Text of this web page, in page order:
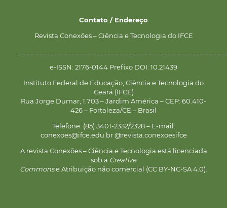
Contato / Endereço
Revista Conexões – Ciência e Tecnologia do IFCE
e-ISSN: 2176-0144 Prefixo DOI: 10.21439
Instituto Federal de Educação, Ciência e Tecnologia do
Ceará (IFCE)
Rua Jorge Dumar, 1.703 – Jardim América – CEP: 60.410-
426 – Fortaleza/CE – Brasil
Telefone: (85) 3401-2332/2328 – E-mail:
conexoes@ifce.edu.br @revista.conexoesifce
A revista Conexões – Ciência e Tecnologia está licenciada
sob a Creative
Commonse Atribuição não comercial (CC BY-NC-SA 4.0).